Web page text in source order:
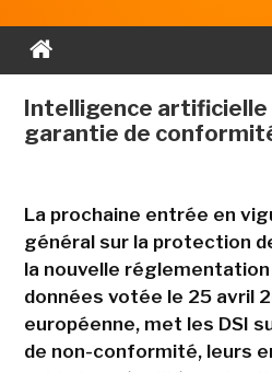
Intelligence artificielle
garantie de
La prochaine entrée en
général sur la protection
la nouvelle
données votée le 25 avril
européenne, met les DSI
de non-conformité, leurs